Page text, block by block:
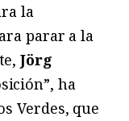
la
parar a la
Jörg
ha
Verdes, que